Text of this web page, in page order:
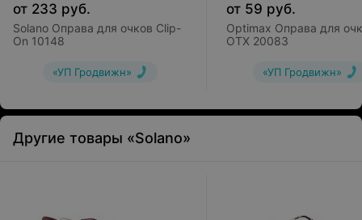
от 233 руб.
Solano Оправа для очков Clip-
On 10148
«УП Гродвижн»
от 59 руб.
Optimax Оправа для
OTX 20083
«УП Гродвижн»
Другие товары «Solano»